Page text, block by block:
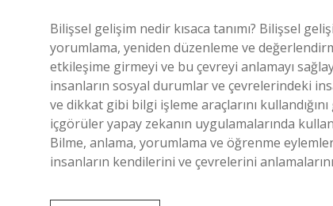
Bilişsel gelişim nedir kısaca tanımı? Bilişsel
yorumlama, yeniden düzenleme ve
etkileşime girmeyi ve bu çevreyi anlamayı
insanların sosyal durumlar ve çevrelerindeki
ve dikkat gibi bilgi işleme araçlarını
içgörüler yapay zekanın uygulamalarında
Bilme, anlama, yorumlama ve öğrenme
insanların kendilerini ve çevrelerini